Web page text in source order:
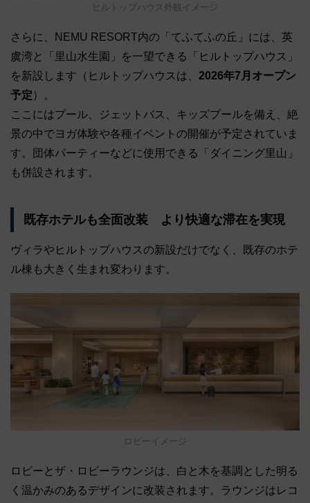
ヒルトップハウス外観イメージ
さらに、NEMU RESORT内の「てふてふの丘」には、英
虞湾と「里山水生園」を一望できる「ヒルトップハウス」
を新設します（ヒルトップハウスは、 2026年7月オープン
予定 ）。
ここにはプール、ジェットバス、キッズプールを備え、絶
景の中でヨガ体験や各種イベントの開催が予定されていま
す。団体パーティーなどに使用できる「ダイニング里山」
も併設されます。
既存ホテルも全面改装 より快適な滞在を実現
ヴィラやヒルトップハウスの新設だけでなく、既存のホテ
ル棟も大きく生まれ変わります。
ロビーイメージ
ロビーとザ・ロビーラウンジは、白と木を基調とした明る
く温かみのあるデザインに改装されます。ラウンジはレコ